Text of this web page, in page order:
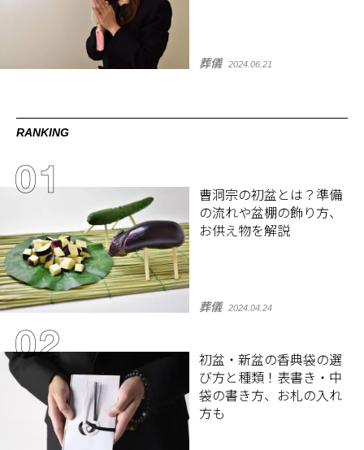
葬儀 2024.06.21
RANKING
曹洞宗の初盆とは？準備
の流れや盆棚の飾り方、
お供え物を解説
葬儀 2024.04.24
初盆・新盆の香典袋の選
び方と種類！表書き・中
袋の書き方、お札の入れ
方も